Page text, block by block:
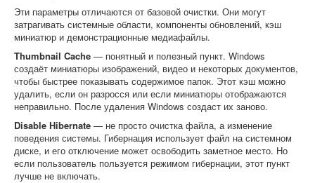
Эти параметры отличаются от базовой очистки. Они могут
затрагивать системные области, компоненты обновлений, кэш
миниатюр и демонстрационные медиафайлы.
Thumbnail Cache — понятный и полезный пункт. Windows
создаёт миниатюры изображений, видео и некоторых документов,
чтобы быстрее показывать содержимое папок. Этот кэш можно
удалить, если он разросся или если миниатюры отображаются
неправильно. После удаления Windows создаст их заново.
Disable Hibernate — не просто очистка файла, а изменение
поведения системы. Гибернация использует файл на системном
диске, и его отключение может освободить заметное место. Но
если пользователь пользуется режимом гибернации, этот пункт
лучше не включать.